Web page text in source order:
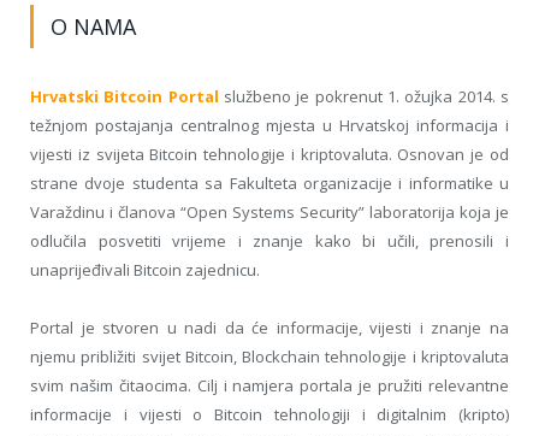
O NAMA
Hrvatski Bitcoin Portal službeno je pokrenut 1. ožujka 2014. s
težnjom postajanja centralnog mjesta u Hrvatskoj informacija i
vijesti iz svijeta Bitcoin tehnologije i kriptovaluta. Osnovan je od
strane dvoje studenta sa Fakulteta organizacije i informatike u
Varaždinu i članova “Open Systems Security” laboratorija koja je
odlučila posvetiti vrijeme i znanje kako bi učili, prenosili i
unaprijeđivali Bitcoin zajednicu.
Portal je stvoren u nadi da će informacije, vijesti i znanje na
njemu približiti svijet Bitcoin, Blockchain tehnologije i kriptovaluta
svim našim čitaocima. Cilj i namjera portala je pružiti relevantne
informacije i vijesti o Bitcoin tehnologiji i digitalnim (kripto)